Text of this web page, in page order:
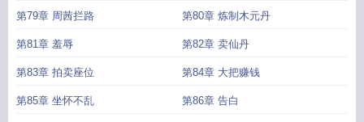
第79章 周茜拦路 第80章 炼制木元丹
第81章 羞辱 第82章 卖仙丹
第83章 拍卖座位 第84章 大把赚钱
第85章 坐怀不乱 第86章 告白